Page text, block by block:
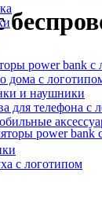
power bank с
дома с
и наушники
для телефона с
с логотипом
power bank